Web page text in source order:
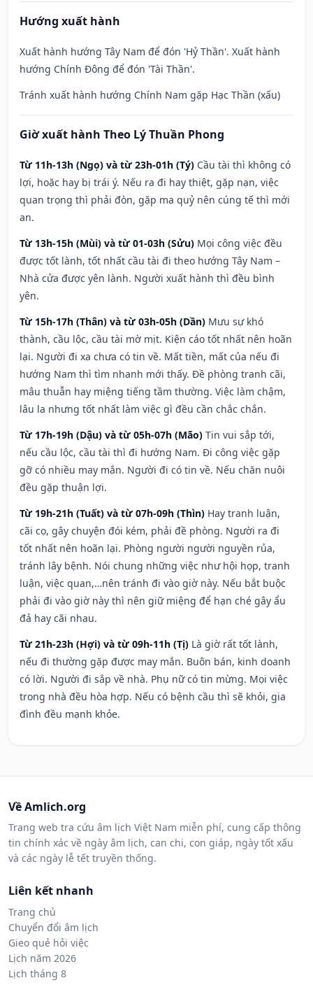
Hướng xuất hành
Xuất hành hướng Tây Nam để đón 'Hỷ Thần'. Xuất hành
hướng Chính Đông để đón 'Tài Thần'.
Tránh xuất hành hướng Chính Nam gặp Hạc Thần (xấu)
Giờ xuất hành Theo Lý Thuần Phong
Từ 11h-13h (Ngọ) và từ 23h-01h (Tý) Cầu tài thì không có
lợi, hoặc hay bị trái ý. Nếu ra đi hay thiệt, gặp nạn, việc
quan trọng thì phải đòn, gặp ma quỷ nên cúng tế thì mới
an.
Từ 13h-15h (Mùi) và từ 01-03h (Sửu) Mọi công việc đều
được tốt lành, tốt nhất cầu tài đi theo hướng Tây Nam –
Nhà cửa được yên lành. Người xuất hành thì đều bình
yên.
Từ 15h-17h (Thân) và từ 03h-05h (Dần) Mưu sự khó
thành, cầu lộc, cầu tài mờ mịt. Kiện cáo tốt nhất nên hoãn
lại. Người đi xa chưa có tin về. Mất tiền, mất của nếu đi
hướng Nam thì tìm nhanh mới thấy. Đề phòng tranh cãi,
mâu thuẫn hay miệng tiếng tầm thường. Việc làm chậm,
lâu la nhưng tốt nhất làm việc gì đều cần chắc chắn.
Từ 17h-19h (Dậu) và từ 05h-07h (Mão) Tin vui sắp tới,
nếu cầu lộc, cầu tài thì đi hướng Nam. Đi công việc gặp
gỡ có nhiều may mắn. Người đi có tin về. Nếu chăn nuôi
đều gặp thuận lợi.
Từ 19h-21h (Tuất) và từ 07h-09h (Thìn) Hay tranh luận,
cãi cọ, gây chuyện đói kém, phải đề phòng. Người ra đi
tốt nhất nên hoãn lại. Phòng người người nguyền rủa,
tránh lây bệnh. Nói chung những việc như hội họp, tranh
luận, việc quan,…nên tránh đi vào giờ này. Nếu bắt buộc
phải đi vào giờ này thì nên giữ miệng để hạn ché gây ẩu
đả hay cãi nhau.
Từ 21h-23h (Hợi) và từ 09h-11h (Tị) Là giờ rất tốt lành,
nếu đi thường gặp được may mắn. Buôn bán, kinh doanh
có lời. Người đi sắp về nhà. Phụ nữ có tin mừng. Mọi việc
trong nhà đều hòa hợp. Nếu có bệnh cầu thì sẽ khỏi, gia
đình đều mạnh khỏe.
Về Amlich.org
Trang web tra cứu âm lịch Việt Nam miễn phí, cung cấp thông
tin chính xác về ngày âm lịch, can chi, con giáp, ngày tốt xấu
và các ngày lễ tết truyền thống.
Liên kết nhanh
Trang chủ
Chuyển đổi âm lịch
Gieo quẻ hỏi việc
Lịch năm 2026
Lịch tháng 8